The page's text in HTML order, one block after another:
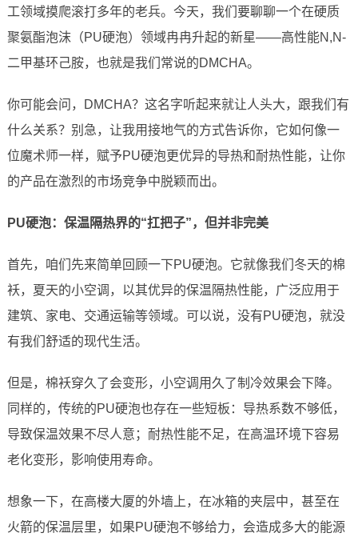
工领域摸爬滚打多年的老兵。今天，我们要聊聊一个在硬质
聚氨酯泡沫（PU硬泡）领域冉冉升起的新星——高性能N,N-
二甲基环己胺，也就是我们常说的DMCHA。
你可能会问，DMCHA？这名字听起来就让人头大，跟我们有
什么关系？别急，让我用接地气的方式告诉你，它如何像一
位魔术师一样，赋予PU硬泡更优异的导热和耐热性能，让你
的产品在激烈的市场竞争中脱颖而出。
PU硬泡：保温隔热界的“扛把子”，但并非完美
首先，咱们先来简单回顾一下PU硬泡。它就像我们冬天的棉
袄，夏天的小空调，以其优异的保温隔热性能，广泛应用于
建筑、家电、交通运输等领域。可以说，没有PU硬泡，就没
有我们舒适的现代生活。
但是，棉袄穿久了会变形，小空调用久了制冷效果会下降。
同样的，传统的PU硬泡也存在一些短板：导热系数不够低，
导致保温效果不尽人意；耐热性能不足，在高温环境下容易
老化变形，影响使用寿命。
想象一下，在高楼大厦的外墙上，在冰箱的夹层中，甚至在
火箭的保温层里，如果PU硬泡不够给力，会造成多大的能源